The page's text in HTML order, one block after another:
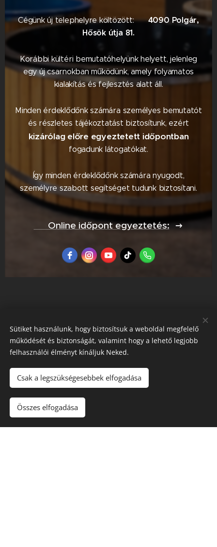
Cégünk új telephelyre költözött: 📍4090 Polgár,
Hősök útja 81.
Korábbi kültéri bemutatóhelyünk helyett, jelenleg
egy új csarnokban működünk, amely folyamatos
kialakítás és fejlesztés alatt áll.
Minden érdeklődőnk számára személyes bemutatót
és részletes tájékoztatást biztosítunk, ezért
kizárólag előre egyeztetett időpontban
fogadunk látogatókat.
Így minden érdeklődőnk számára nyugodt,
személyre szabott segítséget tudunk biztosítani.
📅 Online időpont egyeztetés:
Északi Dézsa
Kezdőlap
Impresszum
Adatkezelési tájékoztató
Sütiket használunk, hogy biztosítsuk a weboldal megfelelő
működését és biztonságát, valamint hogy a lehető legjobb
felhasználói élményt kínáljuk Neked.
Csak a legszükségesebbek elfogadása
Összes elfogadása